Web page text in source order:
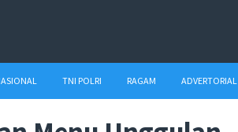
TNI POLRI RAGAM ADVERTORIAL